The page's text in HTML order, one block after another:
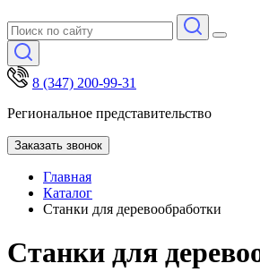
8 (347) 200-99-31
Региональное представительство
Заказать звонок
Главная
Каталог
Станки для деревообработки
Станки для